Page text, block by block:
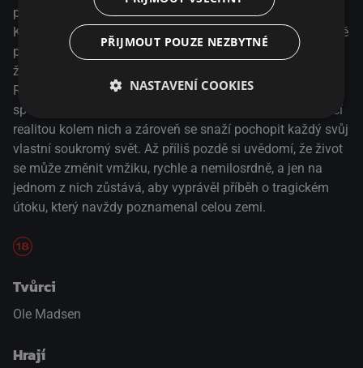
po šokujícím teroristickém útoku na Charlie Hebdo – v
Kodani však svou agendu postupně začíná realizovat nově
propuštěný zločinec Omar. Mezitím tři muži – filmař Finn,
židovský hlídač Dan a vysloužilý důstojník bojových sil
Rico – žijí své každodenní životy, aniž by si byli vědomi
společného osudu. Všichni jsou ovlivněni rychle se měnící
realitou kolem nich a zároveň se snaží pochopit každý svůj
vlastní soukromý svět. Až příliš pozdě si uvědomí, že život
se může změnit vmžiku, rychle a nemilosrdně, a jen na
jednom z nich zůstává, aby vyprávěl příběh o tragickém
útoku, který navždy poznamenal celou zemi.
Tvůrci
Ole Madsen
Hrají
PŘIJMOUT POUZE NEZBYTNÉ
NASTAVENÍ COOKIES